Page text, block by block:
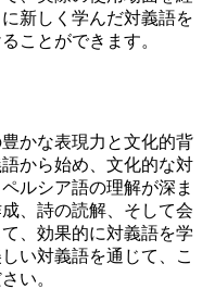
新しく学んだ対義語を
ことができます。
かな表現力と文化的背
から始め、文化的な対
ルシア語の理解が深ま
、詩の読解、そして会
、効果的に対義語を学
い対義語を通じて、こ
い。